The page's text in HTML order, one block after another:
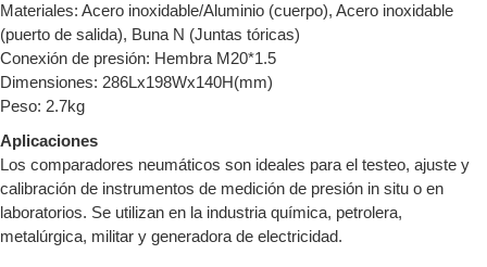
Materiales: Acero inoxidable/Aluminio (cuerpo), Acero inoxidable
(puerto de salida), Buna N (Juntas tóricas)
Conexión de presión: Hembra M20*1.5
Dimensiones: 286Lx198Wx140H(mm)
Peso: 2.7kg
Aplicaciones
Los comparadores neumáticos son ideales para el testeo, ajuste y
calibración de instrumentos de medición de presión in situ o en
laboratorios. Se utilizan en la industria química, petrolera,
metalúrgica, militar y generadora de electricidad.